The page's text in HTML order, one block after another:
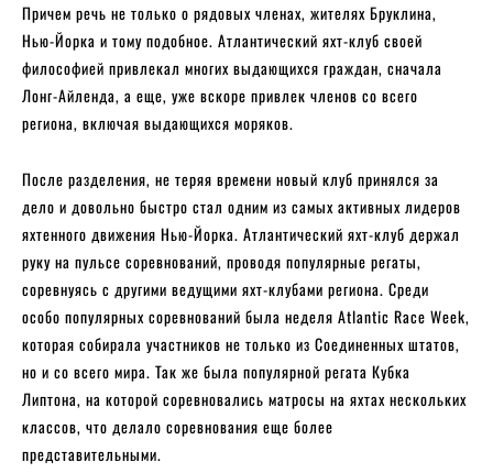
Причем речь не только о рядовых членах, жителях Бруклина,
Нью-Йорка и тому подобное. Атлантический яхт-клуб своей
философией привлекал многих выдающихся граждан, сначала
Лонг-Айленда, а еще, уже вскоре привлек членов со всего
региона, включая выдающихся моряков.
После разделения, не теряя времени новый клуб принялся за
дело и довольно быстро стал одним из самых активных лидеров
яхтенного движения Нью-Йорка. Атлантический яхт-клуб держал
руку на пульсе соревнований, проводя популярные регаты,
соревнуясь с другими ведущими яхт-клубами региона. Среди
особо популярных соревнований была неделя Atlantic Race Week,
которая собирала участников не только из Соединенных штатов,
но и со всего мира. Так же была популярной регата Кубка
Липтона, на которой соревновались матросы на яхтах нескольких
классов, что делало соревнования еще более
представительными.